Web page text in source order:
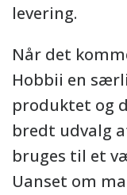
levering.
Når det
Hobbii en
produktet og
bredt udvalg
bruges til et
Uanset om